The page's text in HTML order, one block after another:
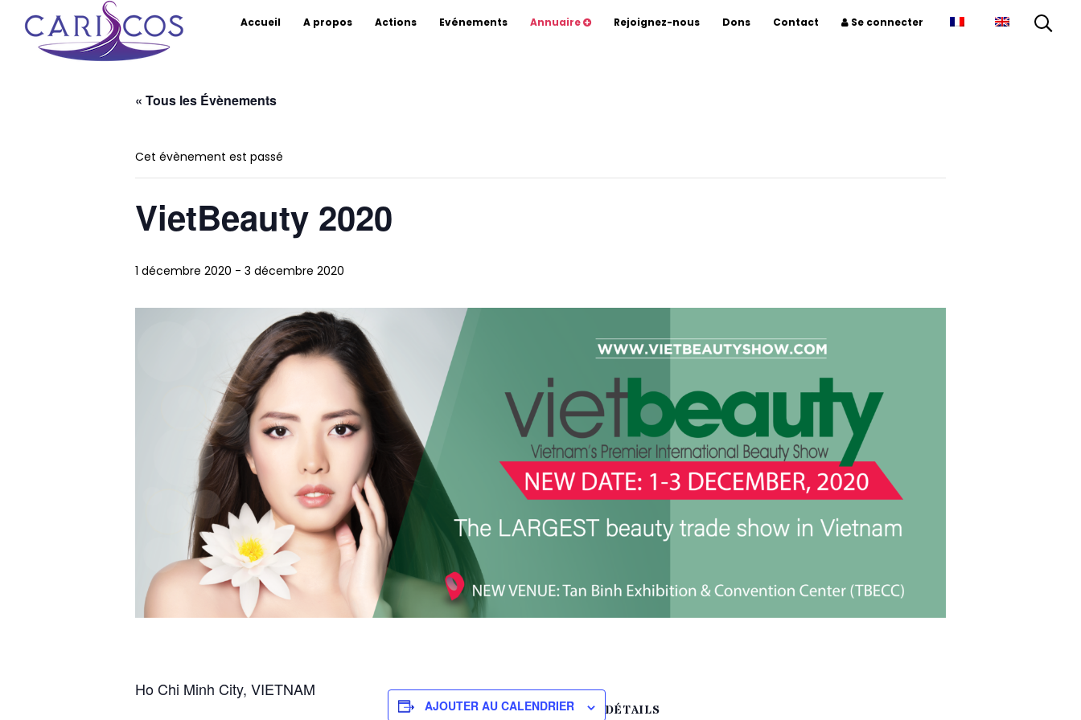
CARISCOS
Accueil
A propos Actions Evénements Annuaire Rejoignez-nous Dons Contact Se connecter
« Tous les Évènements
Cet évènement est passé
VietBeauty 2020
1 décembre 2020 - 3 décembre 2020
Ho Chi Minh City, VIETNAM
AJOUTER AU CALENDRIER DÉTAILS